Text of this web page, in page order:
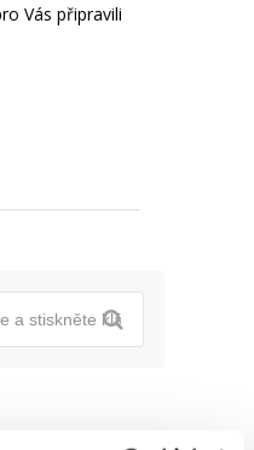
Vás připravili